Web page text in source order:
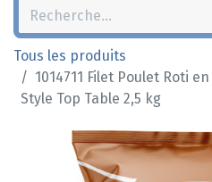
Tous les produits
1014711 Filet Poulet Roti
Style Top Table 2,5 kg